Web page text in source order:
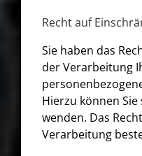
Recht auf
Sie haben das
der Verarbeitung
Hierzu können
wenden. Das
Verarbeitung